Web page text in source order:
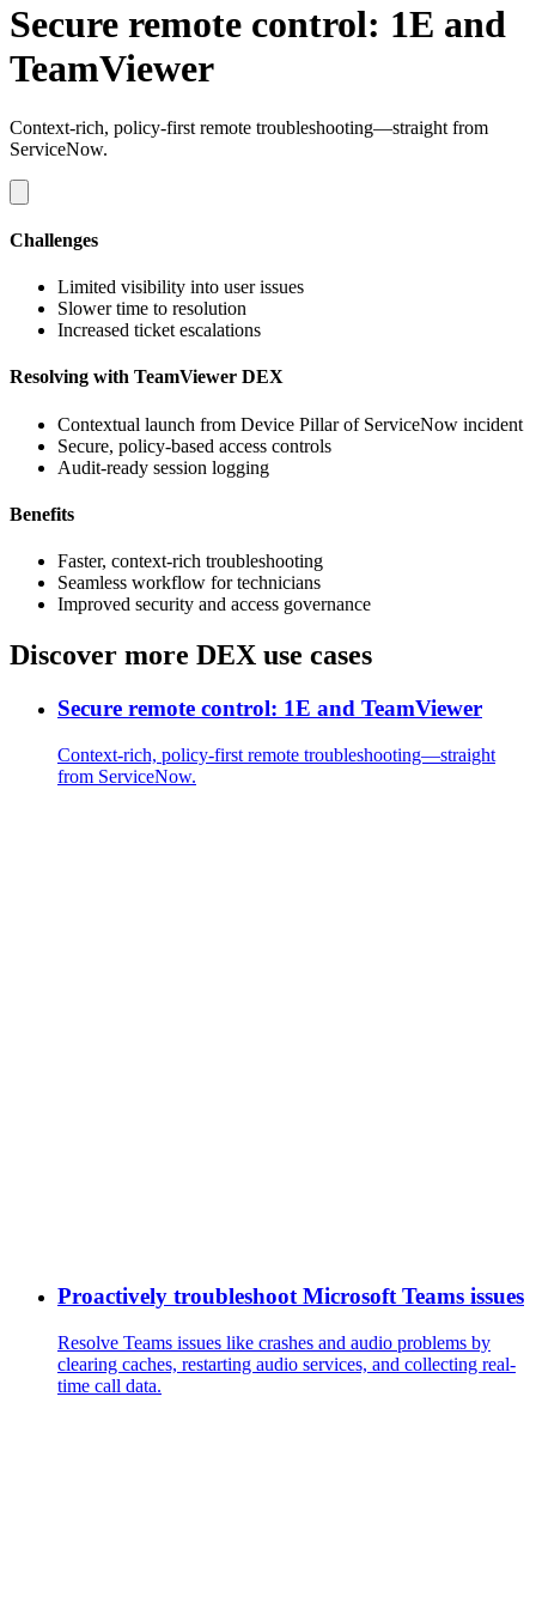
Secure remote control: 1E and
TeamViewer
Context-rich, policy-first remote troubleshooting—straight from
ServiceNow.
Challenges
Limited visibility into user issues
Slower time to resolution
Increased ticket escalations
Resolving with TeamViewer DEX
Contextual launch from Device Pillar of ServiceNow incident
Secure, policy-based access controls
Audit-ready session logging
Benefits
Faster, context-rich troubleshooting
Seamless workflow for technicians
Improved security and access governance
Discover more DEX use cases
Secure remote control: 1E and TeamViewer
Context-rich, policy-first remote troubleshooting—straight
from ServiceNow.
Proactively troubleshoot Microsoft Teams issues
Resolve Teams issues like crashes and audio problems by
clearing caches, restarting audio services, and collecting real-
time call data.